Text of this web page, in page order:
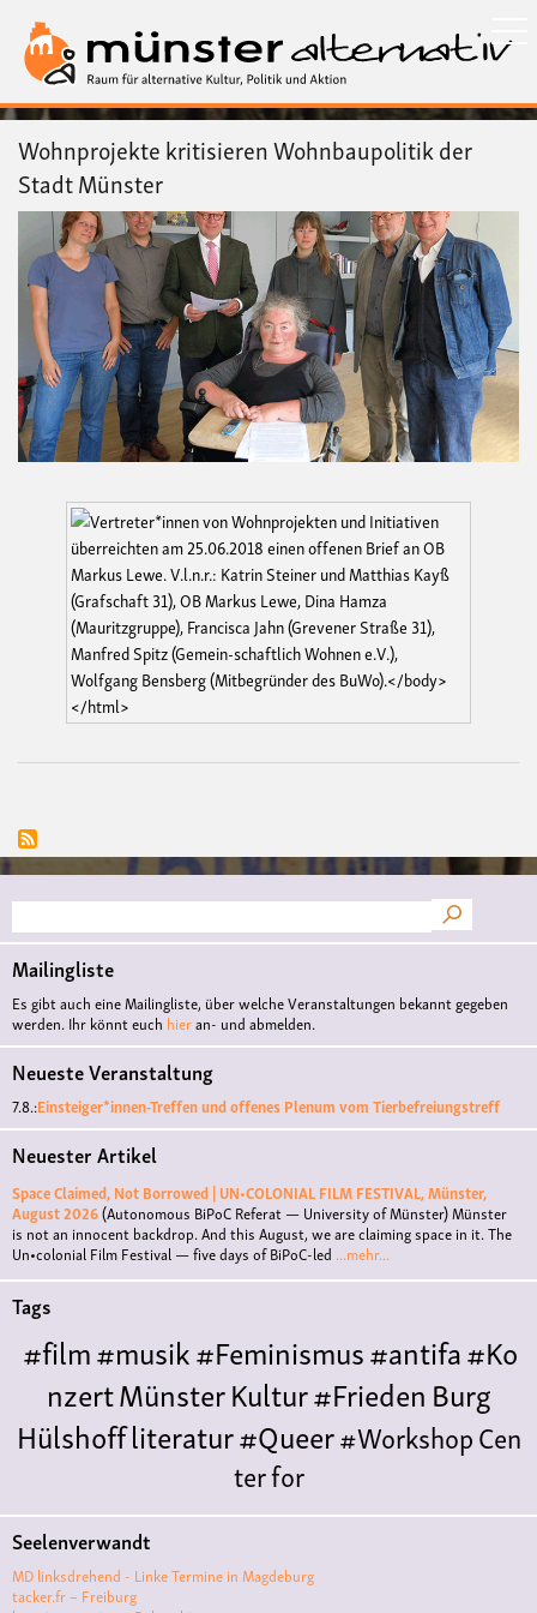
zum
Inhalt
Wohnprojekte kritisieren Wohnbaupolitik der
Stadt Münster
Suche
Mailingliste
Es gibt auch eine Mailingliste, über welche Veranstaltungen bekannt gegeben
werden. Ihr könnt euch hieran- und abmelden.
Neueste Veranstaltung
7.8.:Einsteiger*innen-Treffen und offenes Plenum vom Tierbefreiungstreff
Neuester Artikel
Space Claimed, Not Borrowed | UN•COLONIAL FILM FESTIVAL, Münster,
August 2026(Autonomous BiPoC Referat — University of Münster)Münster
is not an innocent backdrop. And this August, we are claiming space in it. The
Un•colonial Film Festival — five days of BiPoC-led ...mehr...
Tags
#film#musik#Feminismus#antifa#Ko
nzertMünsterKultur#FriedenBurg
Hülshoffliteratur#Queer#WorkshopCen
ter for
LiteraturePolyamoriePolytreff#liveKonzert
Polyamorietreff
MonogamieCNM#jazz#vortrag
Seelenverwandt
MD linksdrehend - Linke Termine in Magdeburg
tacker.fr – Freiburg